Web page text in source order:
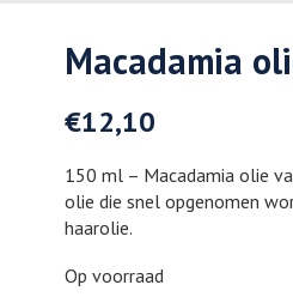
Macadamia
€12,10
150 ml – Macadamia olie
olie die snel opgenomen
haarolie.
Op voorraad